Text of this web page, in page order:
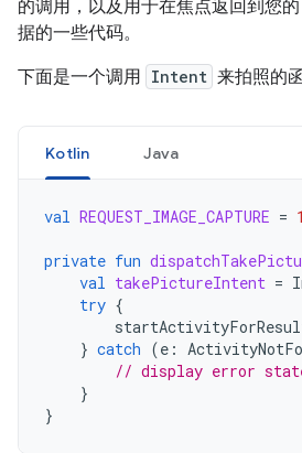
的调用，以及用于在焦点返回到您
据的一些代码。
下面是一个调用 Intent 来拍照的函
Kotlin Java
val REQUEST_IMAGE_CAPTURE = 1
private fun
val takePictureIntent =
try {
} catch (e :
// display error
}
}